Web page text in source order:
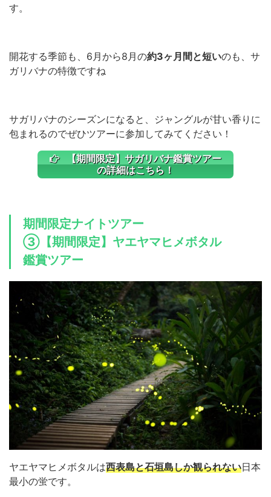
す。
開花する季節も、6月から8月の約3ヶ月間と短いのも、サ
ガリバナの特徴ですね
サガリバナのシーズンになると、ジャングルが甘い香りに
包まれるのでぜひツアーに参加してみてください！
【期間限定】サガリバナ鑑賞ツアー
の詳細はこちら！
期間限定ナイトツアー
③【期間限定】ヤエヤマヒメボタル
鑑賞ツアー
ヤエヤマヒメボタルは西表島と石垣島しか観られない日本
最小の蛍です。